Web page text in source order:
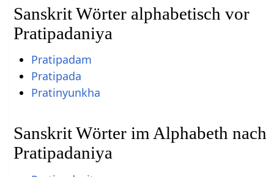
Sanskrit Wörter alphabetisch vor
Pratipadaniya
Pratipadam
Pratipada
Pratinyunkha
Sanskrit Wörter im Alphabeth nach
Pratipadaniya